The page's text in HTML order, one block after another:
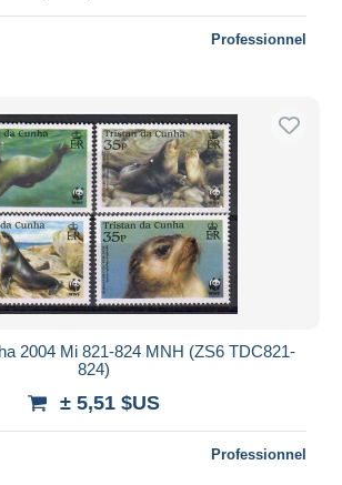
Professionnel
2004 Mi 821-824 MNH (ZS6 TDC821-
824)
± 5,51 $US
Professionnel